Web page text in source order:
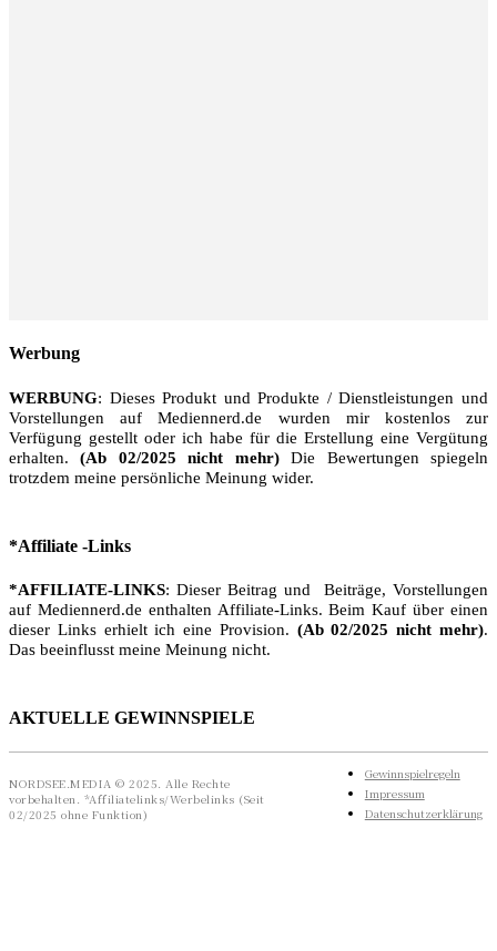
Werbung
WERBUNG: Dieses Produkt und Produkte / Dienstleistungen und
Vorstellungen auf Mediennerd.de wurden mir kostenlos zur
Verfügung gestellt oder ich habe für die Erstellung eine Vergütung
erhalten.(Ab 02/2025 nicht mehr)Die Bewertungen spiegeln
trotzdem meine persönliche Meinung wider.
*Affiliate -Links
*AFFILIATE-LINKS: Dieser Beitrag und Beiträge, Vorstellungen
auf Mediennerd.de enthalten Affiliate-Links. Beim Kauf über einen
dieser Links erhielt ich eine Provision. (Ab 02/2025 nicht mehr).
Das beeinflusst meine Meinung nicht.
AKTUELLE GEWINNSPIELE
NORDSEE.MEDIA © 2025. Alle Rechte
vorbehalten. *Affiliatelinks/Werbelinks (Seit
02/2025 ohne Funktion)
Gewinnspielregeln
Impressum
Datenschutzerklärung